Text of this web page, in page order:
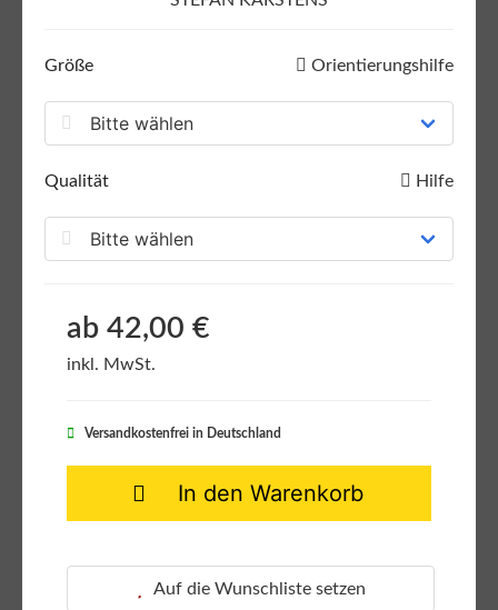
Größe Orientierungshilfe
Qualität Hilfe
ab 42,00 €
inkl. MwSt.
Versandkostenfrei in Deutschland
In den Warenkorb
Auf die Wunschliste setzen